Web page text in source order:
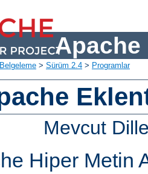
Apache
Belgeleme > Sürüm 2.4 > Programlar
Mevcut
Hiper Metin